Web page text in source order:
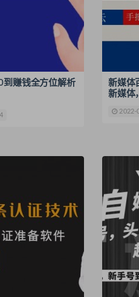
到赚钱全方位解析
新媒体
新媒体
2022-